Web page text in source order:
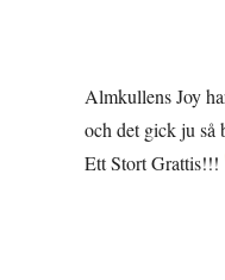
Almkullens Joy
och det gick ju så
Ett Stort Grattis!!!